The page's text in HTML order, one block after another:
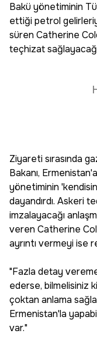
Bakü yönetiminin
ettiği petrol
süren Catherine
teçhizat
Ziyareti sırasında
Bakanı,
yönetiminin
dayandırdı. Askeri
imzalayacağı
veren Catherine
ayrıntı vermeyi ise
"Fazla detay
ederse, bilmelisiniz
çoktan anlama
Ermenistan'la
var."